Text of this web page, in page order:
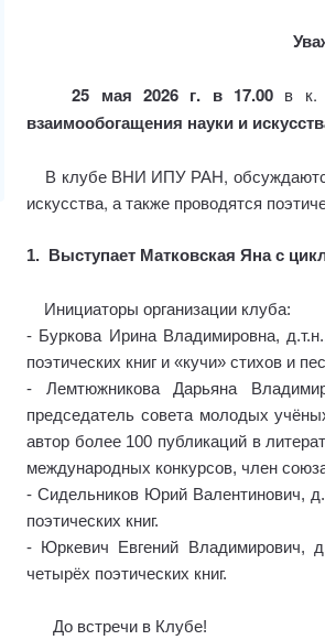
25 мая 2026 г. в 17.00 в к.
взаимообогащения науки и
В клубе ВНИ ИПУ РАН,
искусства, а также проводятся
1. Выступает Матковская Яна с
Инициаторы организации клуба:
- Буркова Ирина Владимировна,
поэтических книг и «кучи» стихов и
- Лемтюжникова Дарьяна
председатель совета молодых
автор более 100 публикаций в
международных конкурсов, член
- Сидельников Юрий Валентинович,
поэтических книг.
- Юркевич Евгений
четырёх поэтических книг.
До встречи в Клубе!